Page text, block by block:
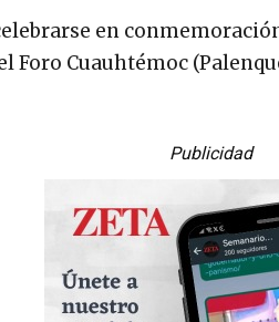
en
Foro Cuauhtémoc
Publicidad